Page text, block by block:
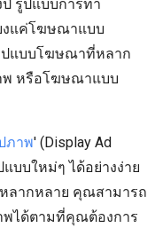
รูปแบบการทำ
แค่โฆษณาแบบ
แบบโฆษณาที่หลาก
พ หรือโฆษณาแบบ
ภาพ' (Display Ad
บบใหม่ๆ ได้อย่างง่าย
หลากหลาย คุณสามารถ
พได้ตามที่คุณต้องการ